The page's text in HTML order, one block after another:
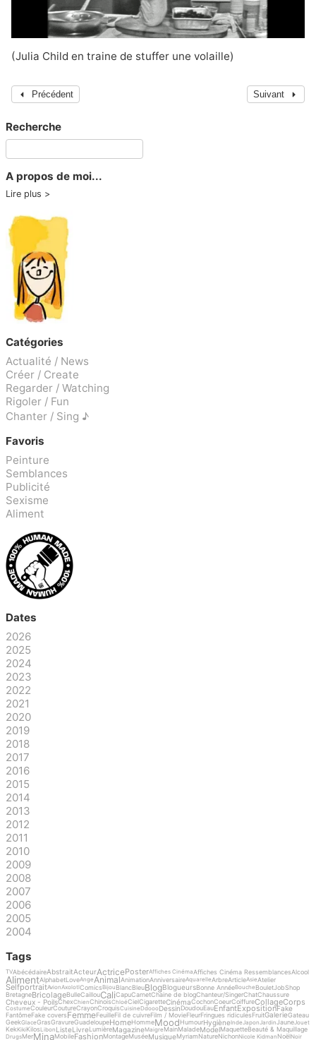
(Julia Child en traine de stuffer une volaille)
Précédent Suivant
Recherche
A propos de moi...
Lire plus
Catégories
Actualité / News
Créer / Create
Regarder / Watching
Rigoler / Fun
Chanter / Sing ♪
Favoris
Peinture
Semblances
Publicité
Sexisme
Aliment
Dates
2026
2025
2024
2023
2022
2021
2020
2019
2018
2017
2016
2015
2014
2013
2012
2011
2010
2009
2008
2007
2006
2005
2004
Tags
TVAbécédaireAbstraitActeurActricePosterAffiches CinémaAffiches Cinéma RessemblancesAlcool
AlimentAlphabetLoveAnge AnimalAnimationAnniversaireAquarelleArbreArticleAsieAtelier
SelfportraitAvionAxolotlComicsBijou BlancBleuBlogBlogueursBonne AnnéeBouche BouletJobShop
BretagneBricolageBulleCaillouCaliCapuCarnetChaine de blogChanteur/SingerChatChaussure
Cheveux - PoilsChexChienChinoisChloéCielCigaretteCinémaCochonCoeurCoiffureCollageCorps
CostumeCouleurCoutureCrayonCroquisCuisineDdoooDessinDoudouEauEnfantExpositionFake
FantômeFake coversFemmeFeuilleFil de cuivreFilm / MovieFleurFringues ridiculesFruitGalerieGateau
GeekGlaceGrasGravureGuadeloupeHomeHommeMoodHumourHygièneInde Japon JardinJaune Jouet
KekKikiKilosLibon ListeLivreLumièreMagazineMaigre MainMaladeModelMaquetteBeauté & Maquillage
DrugsMerMinaMobileFashionMontageMuséeMusiqueMyriamNatureNichonNicole Kidman NoëlNoir